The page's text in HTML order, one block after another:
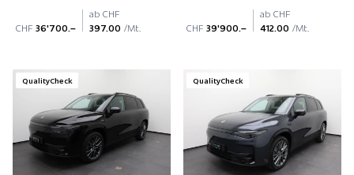
CHF 36'700.–
ab CHF
397.00 /Mt. CHF 39'900.–
ab CHF
412.00 /Mt.
QualityCheck QualityCheck